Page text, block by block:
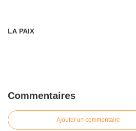
LA PAIX
Commentaires
Ajouter un commentaire